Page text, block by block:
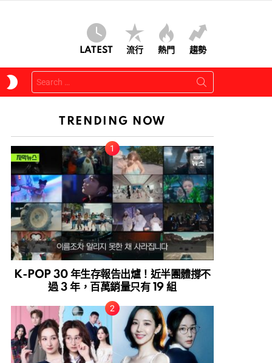
LATEST 流行 熱門 趨勢
SKIN
Search
for:
TRENDING NOW
K-POP 30 年生存報告出爐！近半團體撐不
過 3 年，百萬銷量只有 19 組